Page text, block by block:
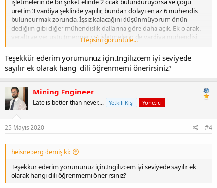
işletmelerin de bir şirket elinde 2 ocak bulunduruyorsa ve çoğu
üretim 3 vardiya şeklinde yapılır, bundan dolayı en az 6 mühendis
bulundurmak zorunda. İşsiz kalacağını düşünmüyorum önün
dediğim gibi diğer mühendislik dallarına göre daha açık. Ek olarak,
yeraltı ve yer üstü (mermer vs) işletmelerin de vardiya mühendisi
veya daimi nezaretçi olarak çalışabileceğin gibi aynı zamanda
maden makineleri ve madencilik ürünleri satışı yapılan şirketler de
satış mühendisi olarak yer alabilirsin.
Buna ek olarak, maden mühendisliğinin ana olayı alt yapıdır.
Örneğin, aldığın dersler ; kaya mekaniği, tünelcilik, tahkimat,
mekanik kazı ve patlatma bu dersler ile alt yapı, baraj, metro ve kara
yolu tünelleri gibi inşaat sektöründe de yerini alabilirsin.
Türkiye nin önde gelen alt yapı ve metro inşaatı mühendislerinin
çoğu maden mühendisidir.
Arttırıyorum
askere git daha sonra sana iş bulamazsın diyenler iş ararken sen
sanırım 2 veya 3 üncü maaşını yiyor olursun
Selamlar
Hepsini görüntüle...
Teşekkür ederim yorumunuz için.Ingilızcem iyi seviyede
sayılır ek olarak hangi dili öğrenmemi önerirsiniz?
Mining Engineer
Late is better than never.... Yetkili Kişi Yönetici
25 Mayıs 2020 #4
heisneberg demiş ki:
Teşekkür ederim yorumunuz için.Ingilızcem iyi seviyede sayılır ek
olarak hangi dili öğrenmemi önerirsiniz?